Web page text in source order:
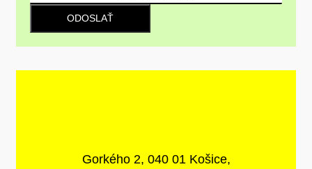
ODOSLAŤ
Gorkého 2, 040 01 Košice,